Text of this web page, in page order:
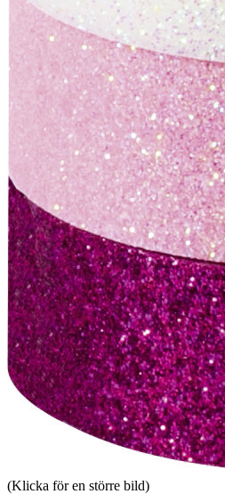
(Klicka för en större bild)